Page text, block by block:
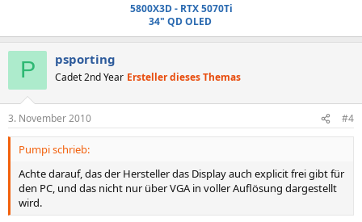
5800X3D - RTX 5070Ti
34" QD OLED
P psporting
Cadet 2nd Year Ersteller dieses Themas
3. November 2010 #4
Pumpi schrieb:
Achte darauf, das der Hersteller das Display auch explicit frei gibt für
den PC, und das nicht nur über VGA in voller Auflösung dargestellt
wird.